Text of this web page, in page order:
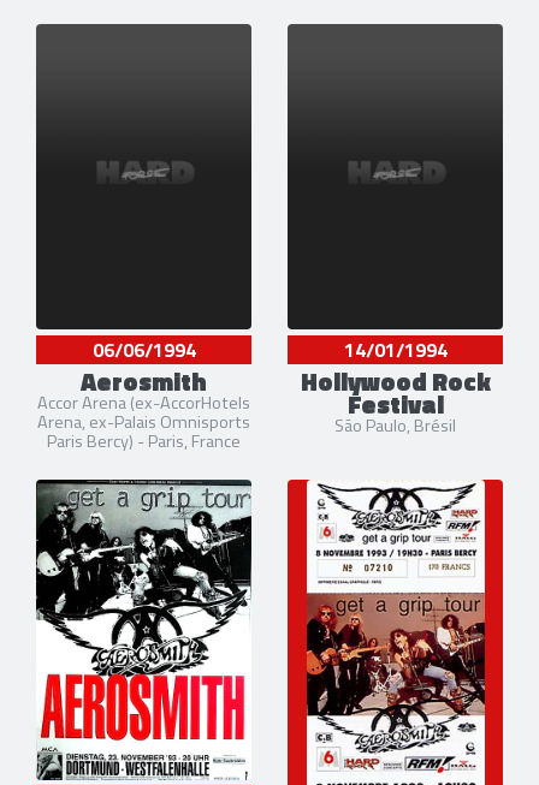
06/06/1994
Aerosmith
Accor Arena (ex-AccorHotels
Arena, ex-Palais Omnisports
Paris Bercy) - Paris, France
14/01/1994
Hollywood Rock
Festival
São Paulo, Brésil